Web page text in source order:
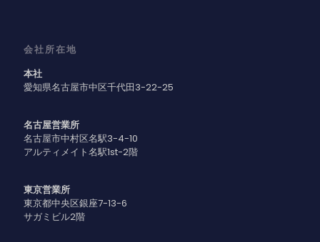
会社所在地
本社
愛知県名古屋市中区千代田3-22-25
名古屋営業所
名古屋市中村区名駅3-4-10
アルティメイト名駅1st-2階
東京営業所
東京都中央区銀座7-13-6
サガミビル2階